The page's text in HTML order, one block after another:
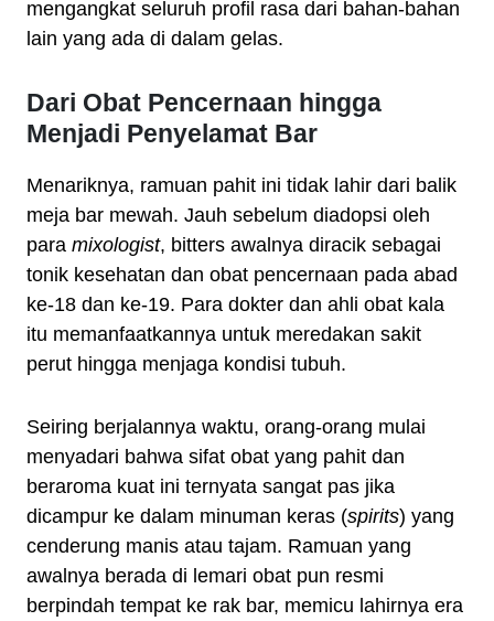
mengangkat seluruh profil rasa dari bahan-bahan
lain yang ada di dalam gelas.
Dari Obat Pencernaan hingga
Menjadi Penyelamat Bar
Menariknya, ramuan pahit ini tidak lahir dari balik
meja bar mewah. Jauh sebelum diadopsi oleh
para mixologist, bitters awalnya diracik sebagai
tonik kesehatan dan obat pencernaan pada abad
ke-18 dan ke-19. Para dokter dan ahli obat kala
itu memanfaatkannya untuk meredakan sakit
perut hingga menjaga kondisi tubuh.
Seiring berjalannya waktu, orang-orang mulai
menyadari bahwa sifat obat yang pahit dan
beraroma kuat ini ternyata sangat pas jika
dicampur ke dalam minuman keras (spirits) yang
cenderung manis atau tajam. Ramuan yang
awalnya berada di lemari obat pun resmi
berpindah tempat ke rak bar, memicu lahirnya era